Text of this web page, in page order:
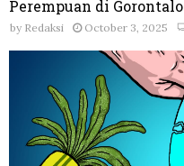
Perempuan di Gorontalo
by Redaksi October 3, 2025